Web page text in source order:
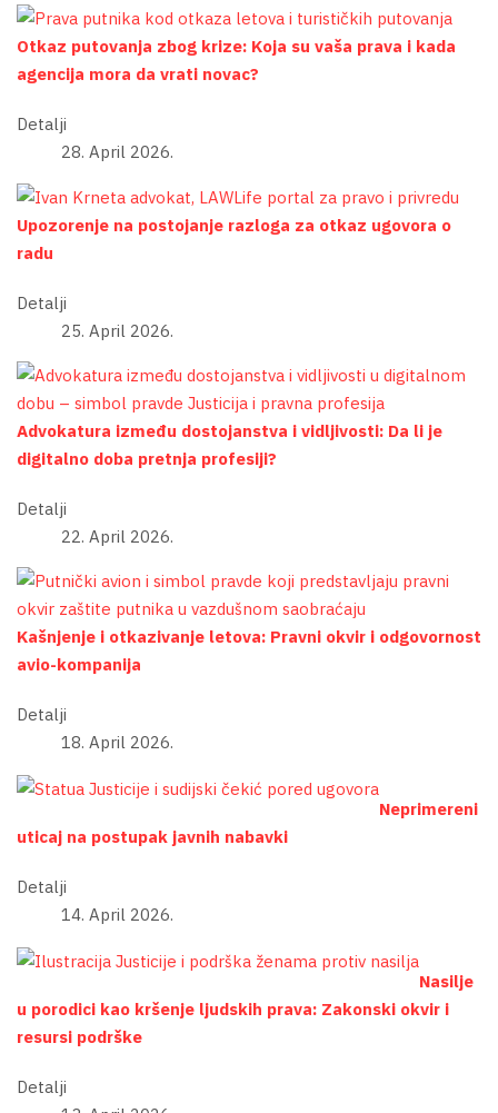
Otkaz putovanja zbog krize: Koja su vaša prava i kada
agencija mora da vrati novac?
Detalji
28. April 2026.
Upozorenje na postojanje razloga za otkaz ugovora o
radu
Detalji
25. April 2026.
Advokatura između dostojanstva i vidljivosti: Da li je
digitalno doba pretnja profesiji?
Detalji
22. April 2026.
Kašnjenje i otkazivanje letova: Pravni okvir i odgovornost
avio-kompanija
Detalji
18. April 2026.
Neprimereni
uticaj na postupak javnih nabavki
Detalji
14. April 2026.
Nasilje
u porodici kao kršenje ljudskih prava: Zakonski okvir i
resursi podrške
Detalji